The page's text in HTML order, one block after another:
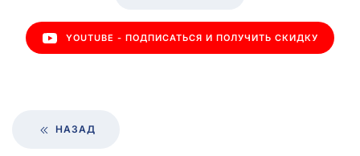
YOUTUBE - ПОДПИСАТЬСЯ И ПОЛУЧИТЬ СКИДКУ
НАЗАД